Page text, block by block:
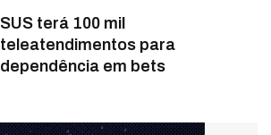
SUS terá 100 mil
teleatendimentos para
dependência em bets